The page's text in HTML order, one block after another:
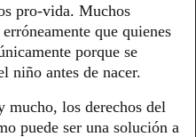
pro-vida. Muchos
que quienes
porque se
niño antes de nacer.
mucho, los derechos del
puede ser una solución a